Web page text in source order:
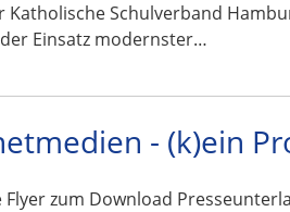
Katholische Schulverband
Einsatz modernster…
- (k)ein
zum Download